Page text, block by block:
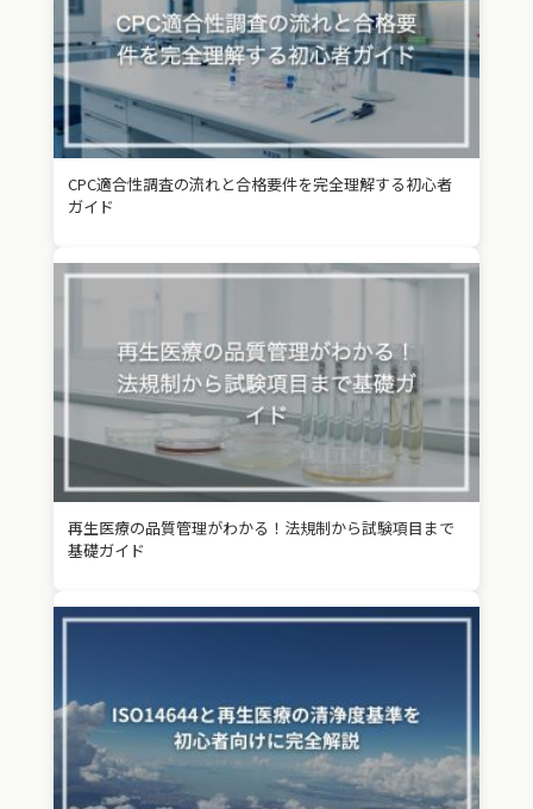
CPC適合性調査の流れと合格要件を完全理解する初心者
ガイド
再生医療の品質管理がわかる！法規制から試験項目まで
基礎ガイド